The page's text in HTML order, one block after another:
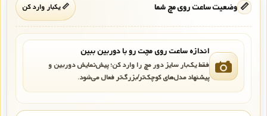
📏 وضعیت ساعت روی مچ شما 📏 یکبار وارد کن
اندازه ساعت روی مچت رو با دوربین ببین
فقط یک‌بار سایز دور مچ را وارد کن؛ پیش‌نمایش دوربین و
پیشنهاد مدل‌های کوچک‌تر/بزرگ‌تر فعال می‌شود.